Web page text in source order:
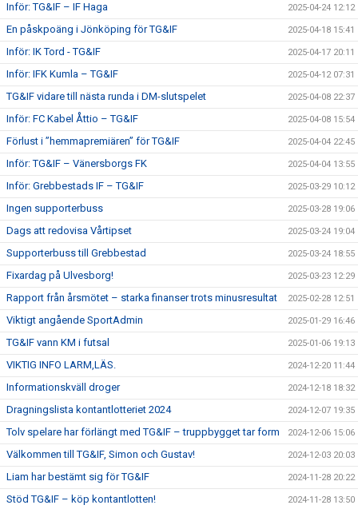
Inför: TG&IF – IF Haga 2025-04-24 12:12
En påskpoäng i Jönköping för TG&IF 2025-04-18 15:41
Inför: IK Tord - TG&IF 2025-04-17 20:11
Inför: IFK Kumla – TG&IF 2025-04-12 07:31
TG&IF vidare till nästa runda i DM-slutspelet 2025-04-08 22:37
Inför: FC Kabel Åttio – TG&IF 2025-04-08 15:54
Förlust i ”hemmapremiären” för TG&IF 2025-04-04 22:45
Inför: TG&IF – Vänersborgs FK 2025-04-04 13:55
Inför: Grebbestads IF – TG&IF 2025-03-29 10:12
Ingen supporterbuss 2025-03-28 19:06
Dags att redovisa Vårtipset 2025-03-24 19:04
Supporterbuss till Grebbestad 2025-03-24 18:55
Fixardag på Ulvesborg! 2025-03-23 12:29
Rapport från årsmötet – starka finanser trots minusresultat 2025-02-28 12:51
Viktigt angående SportAdmin 2025-01-29 16:46
TG&IF vann KM i futsal 2025-01-06 19:13
VIKTIG INFO LARM,LÄS. 2024-12-20 11:44
Informationskväll droger 2024-12-18 18:32
Dragningslista kontantlotteriet 2024 2024-12-07 19:35
Tolv spelare har förlängt med TG&IF – truppbygget tar form 2024-12-06 15:06
Välkommen till TG&IF, Simon och Gustav! 2024-12-03 20:03
Liam har bestämt sig för TG&IF 2024-11-28 20:22
Stöd TG&IF – köp kontantlotten! 2024-11-28 13:50